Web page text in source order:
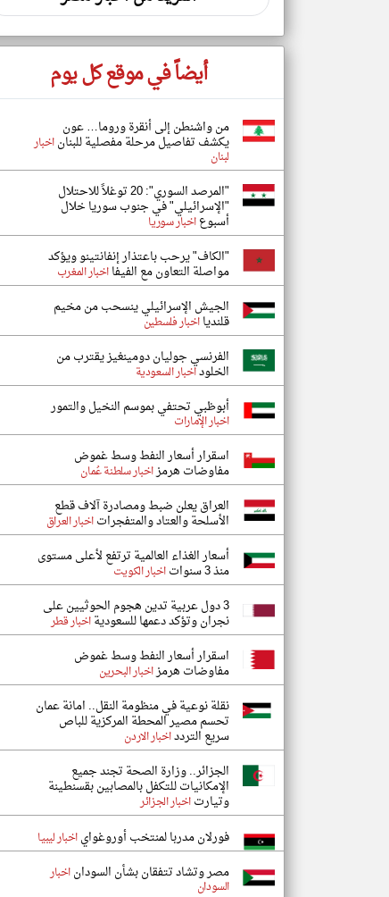
أيضاً في موقع كل يوم
من واشنطن إلى أنقرة وروما… عون
يكشف تفاصيل مرحلة مفصلية للبناناخبار
لبنان
"المرصد السوري": 20 توغلاً للاحتلال
"الإسرائيلي" في جنوب سوريا خلال
أسبوعاخبار سوريا
"الكاف" يرحب باعتذار إنفانتينو ويؤكد
مواصلة التعاون مع الفيفااخبار المغرب
الجيش الإسرائيلي ينسحب من مخيم
قلنديااخبار فلسطين
الفرنسي جوليان دومينغيز يقترب من
الخلوداخبار السعودية
أبوظبي تحتفي بموسم النخيل والتمور
اخبار الإمارات
اسقرار أسعار النفط وسط غموض
مفاوضات هرمزاخبار سلطنة عُمان
العراق يعلن ضبط ومصادرة آلاف قطع
الأسلحة والعتاد والمتفجراتاخبار العراق
أسعار الغذاء العالمية ترتفع لأعلى مستوى
منذ 3 سنوات اخبار الكويت
3 دول عربية تدين هجوم الحوثيين على
نجران وتؤكد دعمها للسعوديةاخبار قطر
اسقرار أسعار النفط وسط غموض
مفاوضات هرمزاخبار البحرين
نقلة نوعية في منظومة النقل.. امانة عمان
تحسم مصير المحطة المركزية للباص
سريع التردداخبار الاردن
الجزائر.. وزارة الصحة تجند جميع
الإمكانيات للتكفل بالمصابين بقسنطينة
وتيارتاخبار الجزائر
فورلان مدربا لمنتخب أوروغواياخبار ليبيا
مصر وتشاد تتفقان بشأن السوداناخبار
السودان